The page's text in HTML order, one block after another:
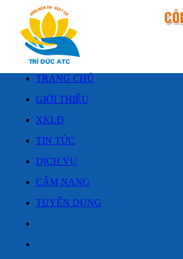
TRANG CHỦ
GIỚI THIỆU
XKLĐ
TIN TỨC
DỊCH VỤ
CẨM NANG
TUYỂN DỤNG